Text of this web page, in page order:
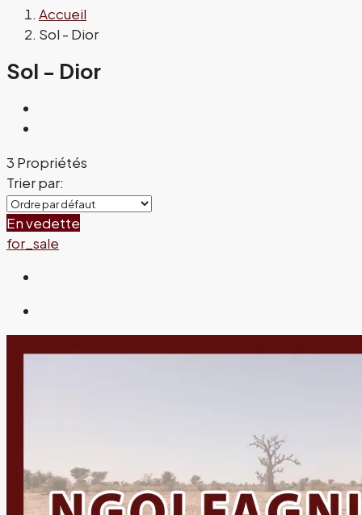
Accueil
Sol - Dior
Sol - Dior
3 Propriétés
Trier par:
En vedette
for_sale